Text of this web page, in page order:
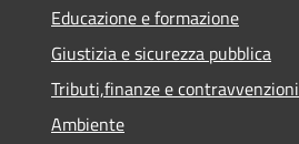
Educazione e formazione
Giustizia e sicurezza pubblica
Tributi,finanze e contravvenzioni
Ambiente